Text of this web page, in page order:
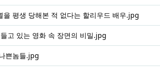
을 평생 당해본 적 없다는 할리우드 배우.jpg
고 있는 영화 속 장면의 비밀.jpg
쁜놈들.jpg